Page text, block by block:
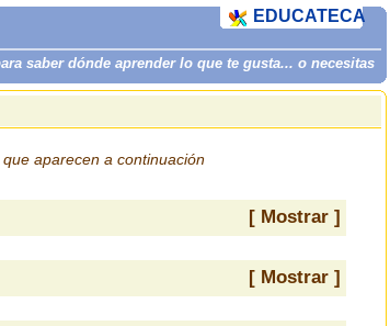
saber dónde aprender lo que te gusta... o necesitas
EDUCATECA
aparecen a continuación
[ Mostrar ]
[ Mostrar ]